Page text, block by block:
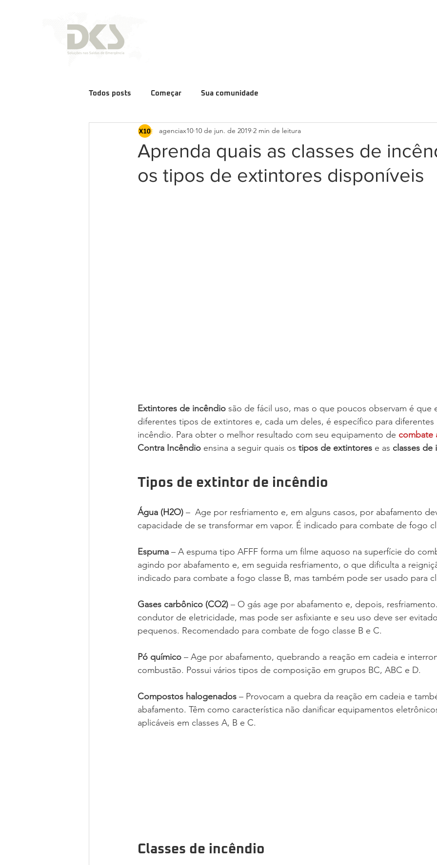
Todos posts Começar Sua comunidade
Aprenda quais as classes de
os tipos de extintores disponíveis
agenciax10 10 de jun. de 2019 2 min de leitura
Extintores de incêndio são de fácil uso, mas o que poucos observam é que
diferentes tipos de extintores e, cada um deles, é específico para
incêndio. Para obter o melhor resultado com seu equipamento de combate
Contra Incêndio ensina a seguir quais os tipos de extintores e as classes de
Tipos de extintor de incêndio
Água (H2O) –  Age por resfriamento e, em alguns casos, por abafamento
capacidade de se transformar em vapor. É indicado para combate de fogo
Espuma – A espuma tipo AFFF forma um filme aquoso na superfície do
agindo por abafamento e, em seguida resfriamento, o que dificulta a
indicado para combate a fogo classe B, mas também pode ser usado para
Gases carbônico (CO2) – O gás age por abafamento e, depois,
condutor de eletricidade, mas pode ser asfixiante e seu uso deve ser
pequenos. Recomendado para combate de fogo classe B e C.
Pó químico – Age por abafamento, quebrando a reação em cadeia e
combustão. Possui vários tipos de composição em grupos BC, ABC e D.
Compostos halogenados – Provocam a quebra da reação em cadeia e
abafamento. Têm como característica não danificar equipamentos
aplicáveis em classes A, B e C.
Classes de incêndio